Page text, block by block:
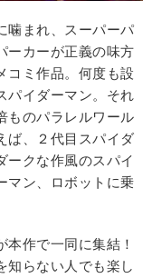
噛まれ、スーパーパ
ーカーが正義の味方
コミ作品。何度も設
パイダーマン。それ
ものパラレルワール
ば、２代目スパイダ
ークな作風のスパイ
マン、ロボットに乗
作で一同に集結！
知らない人でも楽し